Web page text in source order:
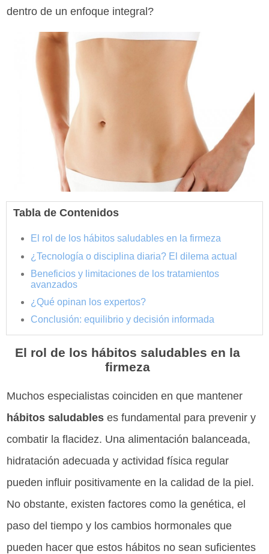
dentro de un enfoque integral?
Tabla de Contenidos
El rol de los hábitos saludables en la firmeza
¿Tecnología o disciplina diaria? El dilema actual
Beneficios y limitaciones de los tratamientos
avanzados
¿Qué opinan los expertos?
Conclusión: equilibrio y decisión informada
El rol de los hábitos saludables en la
firmeza
Muchos especialistas coinciden en que mantener
hábitos saludables es fundamental para prevenir y
combatir la flacidez. Una alimentación balanceada,
hidratación adecuada y actividad física regular
pueden influir positivamente en la calidad de la piel.
No obstante, existen factores como la genética, el
paso del tiempo y los cambios hormonales que
pueden hacer que estos hábitos no sean suficientes